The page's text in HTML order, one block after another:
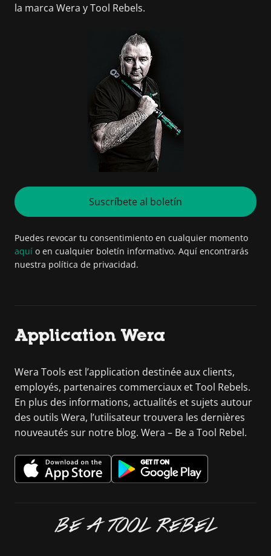
la marca Wera y Tool Rebels.
Suscríbete al boletín
Puedes revocar tu consentimiento en cualquier momento
aquí o en cualquier boletín informativo. Aquí encontrarás
nuestra política de privacidad.
Application Wera
Wera Tools est l’application destinée aux clients,
employés, partenaires commerciaux et Tool Rebels.
En plus des informations, actualités et sujets autour
des outils Wera, l’utilisateur trouvera les dernières
nouveautés sur notre blog. Wera – Be a Tool Rebel.
BE A TOOL REBEL